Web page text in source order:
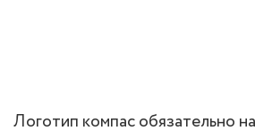
Логотип компас обязательно